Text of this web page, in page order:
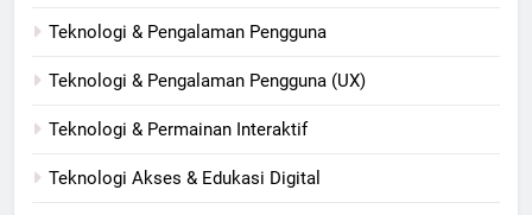
Teknologi & Pengalaman Pengguna
Teknologi & Pengalaman Pengguna (UX)
Teknologi & Permainan Interaktif
Teknologi Akses & Edukasi Digital